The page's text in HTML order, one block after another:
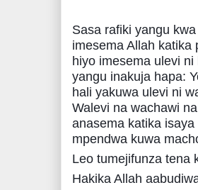
Sasa rafiki yangu
imesema Allah katika
hiyo imesema ulevi
yangu inakuja hapa:
hali yakuwa ulevi ni
Walevi na wachawi
anasema katika
mpendwa kuwa
Leo tumejifunza tena
Hakika Allah